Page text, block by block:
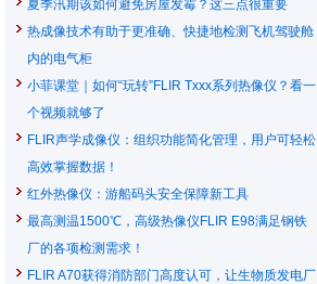
夏季汛期该如何避免房屋发霉？这三点很重要
热成像技术有助于更准确、快捷地检测飞机驾驶舱
内的电气柜
小菲课堂｜如何“玩转”FLIR Txxx系列热像仪？看一
个视频就够了
FLIR声学成像仪：组织功能简化管理，用户可轻松
高效掌握数据！
红外热像仪：游船码头安全保障新工具
最高测温1500℃，高级热像仪FLIR E98满足钢铁
厂的各项检测需求！
FLIR A70获得消防部门高度认可，让生物质发电厂